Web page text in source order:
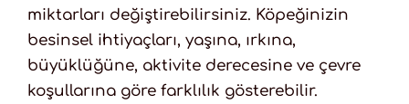
miktarları değiştirebilirsiniz. Köpeğinizin
besinsel ihtiyaçları, yaşına, ırkına,
büyüklüğüne, aktivite derecesine ve çevre
koşullarına göre farklılık gösterebilir.